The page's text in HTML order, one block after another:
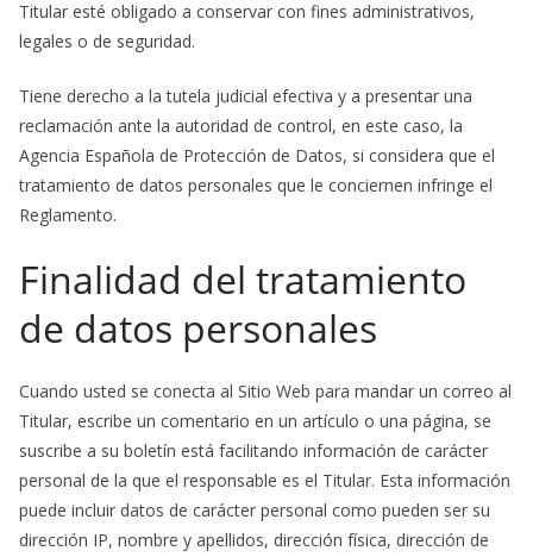
Titular esté obligado a conservar con fines administrativos,
legales o de seguridad.
Tiene derecho a la tutela judicial efectiva y a presentar una
reclamación ante la autoridad de control, en este caso, la
Agencia Española de Protección de Datos, si considera que el
tratamiento de datos personales que le conciernen infringe el
Reglamento.
Finalidad del tratamiento
de datos personales
Cuando usted se conecta al Sitio Web para mandar un correo al
Titular, escribe un comentario en un artículo o una página, se
suscribe a su boletín está facilitando información de carácter
personal de la que el responsable es el Titular. Esta información
puede incluir datos de carácter personal como pueden ser su
dirección IP, nombre y apellidos, dirección física, dirección de